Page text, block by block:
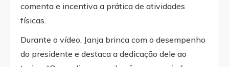
comenta e incentiva a prática de atividades
físicas.
Durante o vídeo, Janja brinca com o desempenho
do presidente e destaca a dedicação dele ao